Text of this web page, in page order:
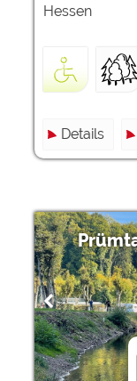
Hessen
Details